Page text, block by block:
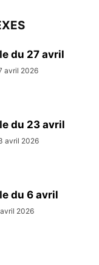
du 27 avril
avril 2026
du 23 avril
avril 2026
du 6 avril
2026